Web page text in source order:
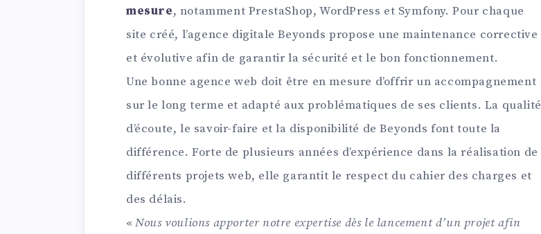
mesure, notamment PrestaShop, WordPress et Symfony. Pour chaque
site créé, l’agence digitale Beyonds propose une maintenance corrective
et évolutive afin de garantir la sécurité et le bon fonctionnement.
Une bonne agence web doit être en mesure d’offrir un accompagnement
sur le long terme et adapté aux problématiques de ses clients. La qualité
d’écoute, le savoir-faire et la disponibilité de Beyonds font toute la
différence. Forte de plusieurs années d’expérience dans la réalisation de
différents projets web, elle garantit le respect du cahier des charges et
des délais.
«Nous voulions apporter notre expertise dès le lancement d’un projet afin